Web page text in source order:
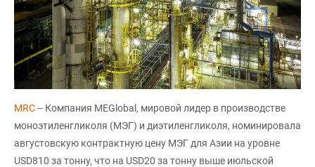
MRC-- Компания MEGlobal, мировой лидер в производстве
моноэтиленгликоля (МЭГ) и диэтиленгликоля, номинировала
августовскую контрактную цену МЭГ для Азии на уровне
USD810 за тонну, что на USD20 за тонну выше июльской